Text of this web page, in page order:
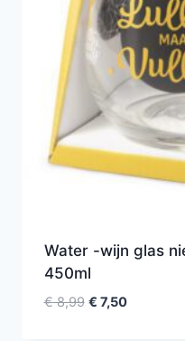
Water -wijn glas
450ml
€8,99 € 7,50